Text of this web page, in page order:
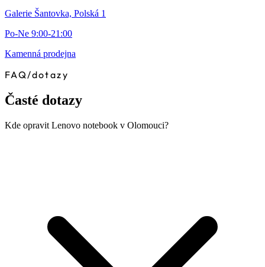
Galerie Šantovka, Polská 1
Po-Ne 9:00-21:00
Kamenná prodejna
FAQ /dotazy
Časté dotazy
Kde opravit Lenovo notebook v Olomouci?